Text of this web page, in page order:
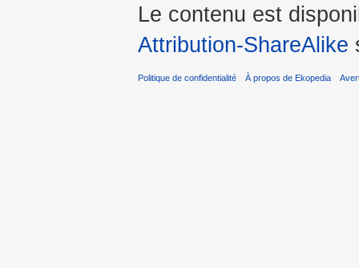
Le contenu est
Attribution-ShareAlike
Politique de confidentialité À propos de Ekopedia